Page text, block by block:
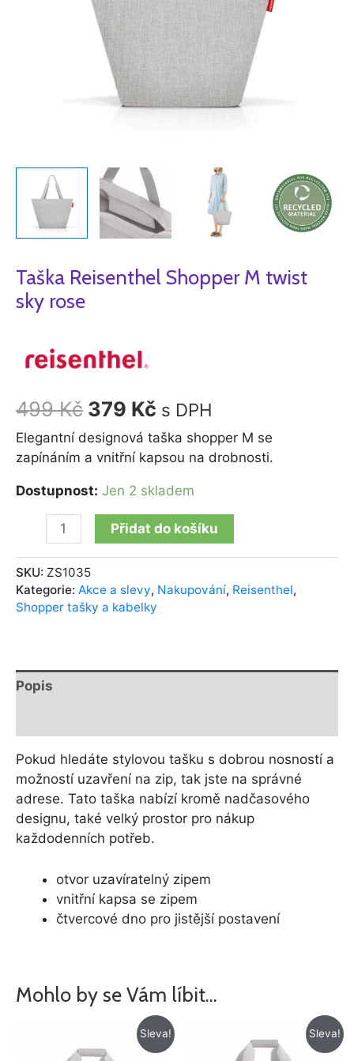
Taška Reisenthel Shopper M twist
sky rose
499Kč 379 Kč s DPH
Elegantní designová taška shopper M se
zapínáním a vnitřní kapsou na drobnosti.
Dostupnost: Jen 2 skladem
Přidat do košíku
SKU: ZS1035
Kategorie: Akce a slevy, Nakupování, Reisenthel,
Shopper tašky a kabelky
Popis
Pokud hledáte stylovou tašku s dobrou nosností a
možností uzavření na zip, tak jste na správné
adrese. Tato taška nabízí kromě nadčasového
designu, také velký prostor pro nákup
každodenních potřeb.
otvor uzavíratelný zipem
vnitřní kapsa se zipem
čtvercové dno pro jistější postavení
Mohlo by se Vám líbit…
Sleva!
byla:
Aktuální
cena
Sleva!
cena
byla:
Aktuální
cena